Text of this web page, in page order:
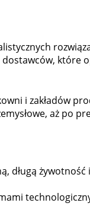
dostawców, które
i zakładów
aż po
długą żywotność i